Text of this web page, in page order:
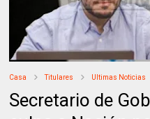
Casa Titulares Ultimas Noticias
Secretario de